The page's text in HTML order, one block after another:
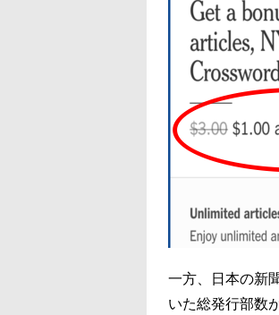
一方、日本の新
いた総発行部数